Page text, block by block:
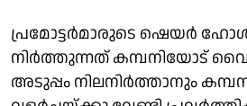
പ്രമോട്ടര്‍മാരുടെ ഷെയര്‍
നിര്‍ത്തുന്നത് കമ്പനിയോട്
അടുപ്പം നിലനിര്‍ത്താനും